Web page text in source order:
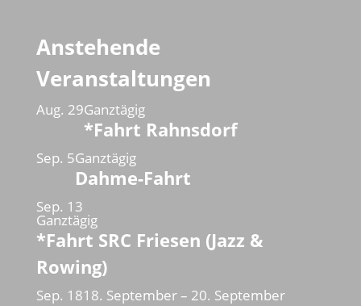
Anstehende
Veranstaltungen
Aug. 29Ganztägig
*Fahrt Rahnsdorf
Sep. 5Ganztägig
Dahme-Fahrt
Sep. 13
Ganztägig
*Fahrt SRC Friesen (Jazz &
Rowing)
Sep. 1818. September– 20. September